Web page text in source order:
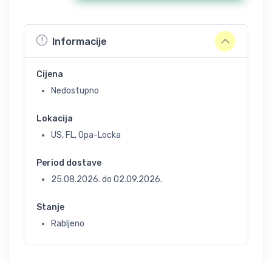
Informacije
Cijena
Nedostupno
Lokacija
US, FL, Opa-Locka
Period dostave
25.08.2026. do 02.09.2026.
Stanje
Rabljeno